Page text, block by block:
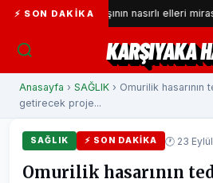
⚡ SON DAKIKA
Tarihi çarşının nasırlı elleri mirasın son
KARŞIYAKA
Anasayfa › SAĞLIK › Omurilik
getirecek proje...
SAĞLIK ⚡ SON DAKIKA 🕐 23
Omurilik hasarının